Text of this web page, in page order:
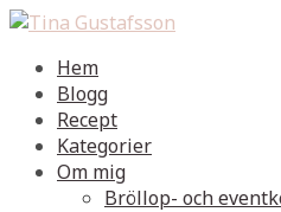
Hem
Blogg
Recept
Kategorier
Om mig
Bröllop- och